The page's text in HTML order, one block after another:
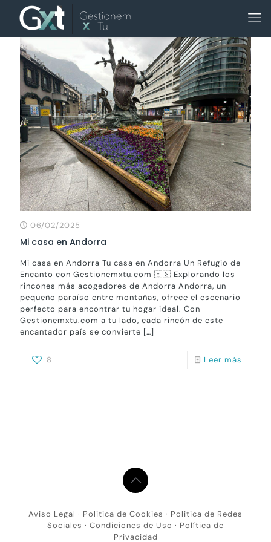
06/02/2025
Mi casa en Andorra
Mi casa en Andorra Tu casa en Andorra Un Refugio de
Encanto con Gestionemxtu.com 🇪🇸 Explorando los
rincones más acogedores de Andorra Andorra, un
pequeño paraíso entre montañas, ofrece el escenario
perfecto para encontrar tu hogar ideal. Con
Gestionemxtu.com a tu lado, cada rincón de este
encantador país se convierte […]
8 Leer más
Aviso Legal · Politica de Cookies · Politica de Redes
Sociales · Condiciones de Uso · Política de
Privacidad